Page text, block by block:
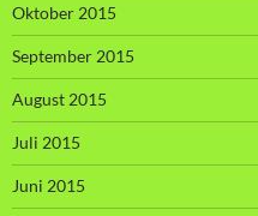
Oktober 2015
September 2015
August 2015
Juli 2015
Juni 2015